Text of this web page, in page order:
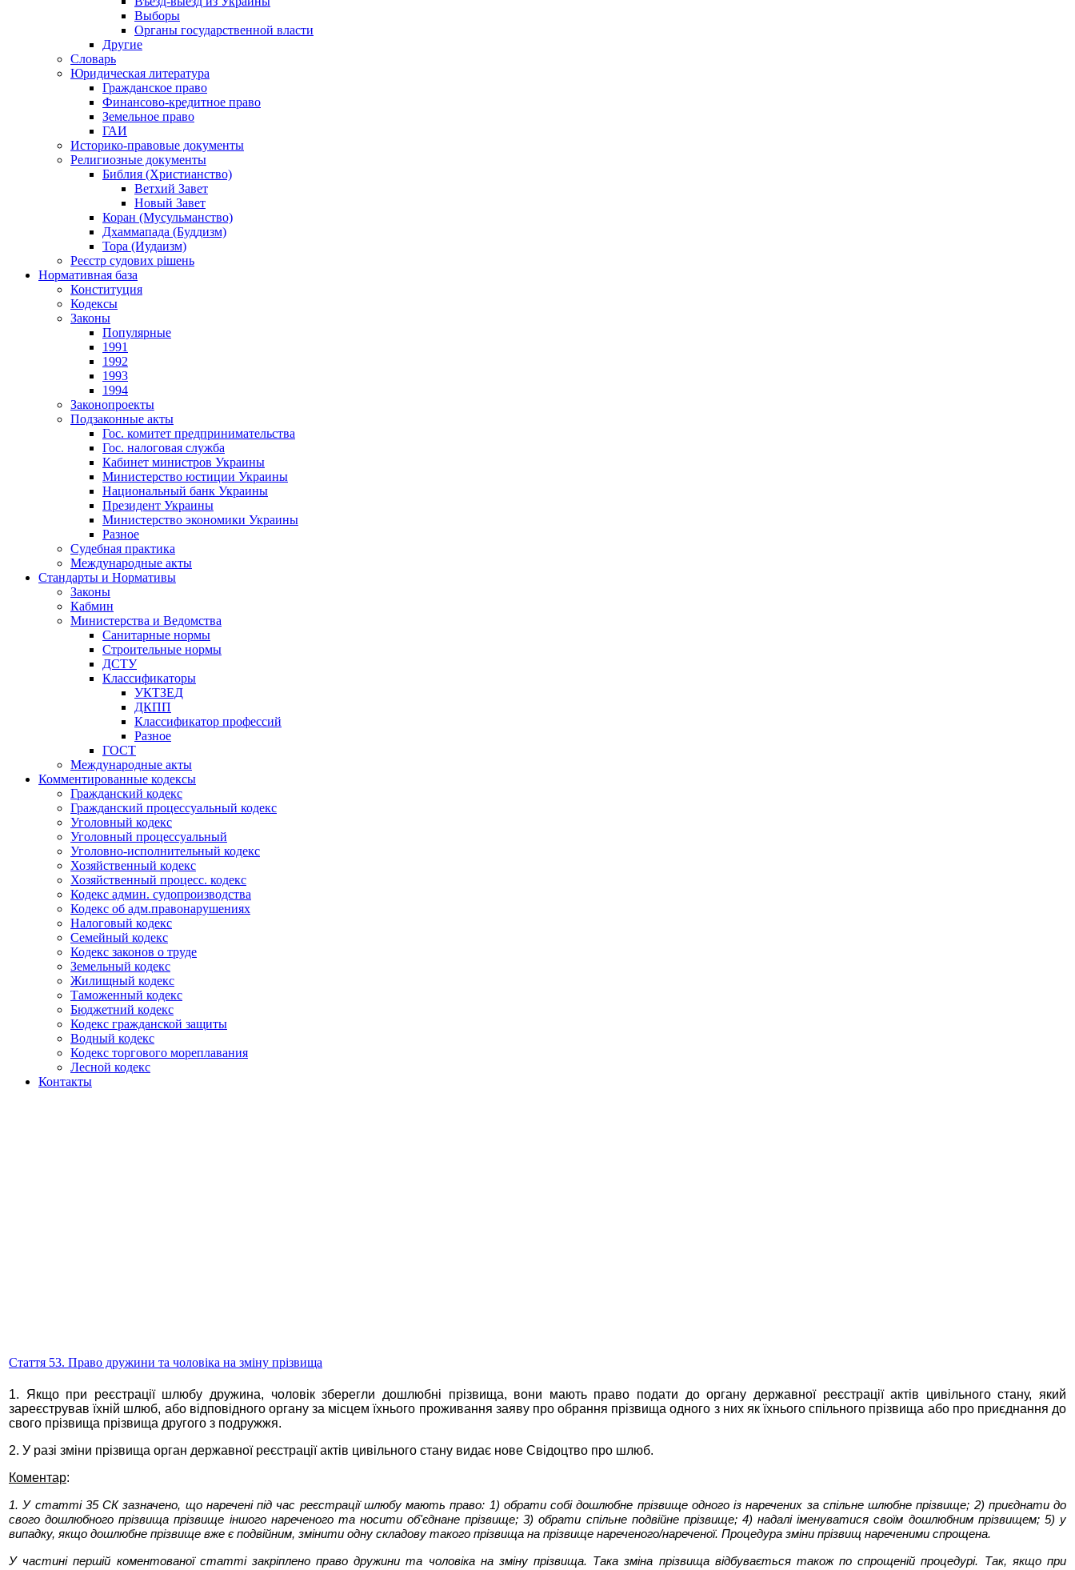
Выборы
Органы государственной власти
Другие
Словарь
Юридическая литература
Гражданское право
Финансово-кредитное право
Земельное право
ГАИ
Историко-правовые документы
Религиозные документы
Библия (Христианство)
Ветхий Завет
Новый Завет
Коран (Мусульманство)
Дхаммапада (Буддизм)
Тора (Иудаизм)
Реєстр судових рішень
Нормативная база
Конституция
Кодексы
Законы
Популярные
1991
1992
1993
1994
Законопроекты
Подзаконные акты
Гос. комитет предпринимательства
Гос. налоговая служба
Кабинет министров Украины
Министерство юстиции Украины
Национальный банк Украины
Президент Украины
Министерство экономики Украины
Разное
Судебная практика
Международные акты
Стандарты и Нормативы
Законы
Кабмин
Министерства и Ведомства
Санитарные нормы
Строительные нормы
ДСТУ
Классификаторы
УКТЗЕД
ДКПП
Классификатор профессий
Разное
ГОСТ
Международные акты
Комментированные кодексы
Гражданский кодекс
Гражданский процессуальный кодекс
Уголовный кодекс
Уголовный процессуальный
Уголовно-исполнительный кодекс
Хозяйственный кодекс
Хозяйственный процесс. кодекс
Кодекс админ. судопроизводства
Кодекс об адм.правонарушениях
Налоговый кодекс
Семейный кодекс
Кодекс законов о труде
Земельный кодекс
Жилищный кодекс
Таможенный кодекс
Бюджетний кодекс
Кодекс гражданской защиты
Водный кодекс
Кодекс торгового мореплавания
Лесной кодекс
Контакты
Стаття 53. Право дружини та чоловіка на зміну прізвища
1. Якщо при реєстрації шлюбу дружина, чоловік зберегли дошлюбні прізвища, вони мають право подати до органу державної реєстрації актів цивільного стану, який
зареєстрував їхній шлюб, або відповідного органу за місцем їхнього проживання заяву про обрання прізвища одного з них як їхнього спільного прізвища або про приєднання до
свого прізвища прізвища другого з подружжя.
2. У разі зміни прізвища орган державної реєстрації актів цивільного стану видає нове Свідоцтво про шлюб.
Коментар:
1. У статті 35 СК зазначено, що наречені під час реєстрації шлюбу мають право: 1) обрати собі дошлюбне прізвище одного із наречених за спільне шлюбне прізвище; 2) приєднати до
свого дошлюбного прізвища прізвище іншого нареченого та носити об'єднане прізвище; 3) обрати спільне подвійне прізвище; 4) надалі іменуватися своїм дошлюбним прізвищем; 5) у
випадку, якщо дошлюбне прізвище вже є подвійним, змінити одну складову такого прізвища на прізвище нареченого/нареченої. Процедура зміни прізвищ нареченими спрощена.
У частині першій коментованої статті закріплено право дружини та чоловіка на зміну прізвища. Така зміна прізвища відбувається також по спрощеній процедурі. Так, якщо при